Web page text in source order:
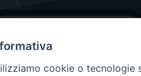
cookie o tecnologie